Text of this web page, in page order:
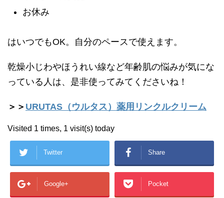
お休み
はいつでもOK。自分のペースで使えます。
乾燥小じわやほうれい線など年齢肌の悩みが気にな
っている人は、是非使ってみてくださいね！
＞＞ URUTAS（ウルタス）薬用リンクルクリーム
Visited 1 times, 1 visit(s) today
Twitter Share
Google+ Pocket